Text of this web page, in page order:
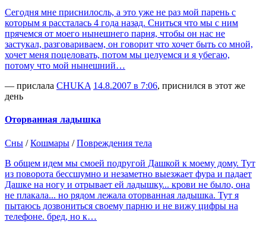
Сегодня мне приснилосль, а это уже не раз мой парень с
которым я рассталась 4 года назад. Сниться что мы с ним
прячемся от моего нынешнего парня, чтобы он нас не
застукал, разговариваем, он говорит что хочет быть со мной,
хочет меня поцеловать, потом мы целуемся и я убегаю,
потому что мой нынешний…
— прислала CHUKA 14.8.2007 в 7:06, приснился в этот же
день
Оторванная ладышка
Сны /Кошмары /Повреждения тела
В общем идем мы смоей подругой Дашкой к моему дому. Тут
из поворота бессшумно и незаметно выезжает фура и падает
Дашке на ногу и отрывает ей ладышку... крови не было, она
не плакала... но рядом лежала оторванная ладышка. Тут я
пытаюсь дозвониться своему парню и не вижу цифры на
телефоне. бред, но к…